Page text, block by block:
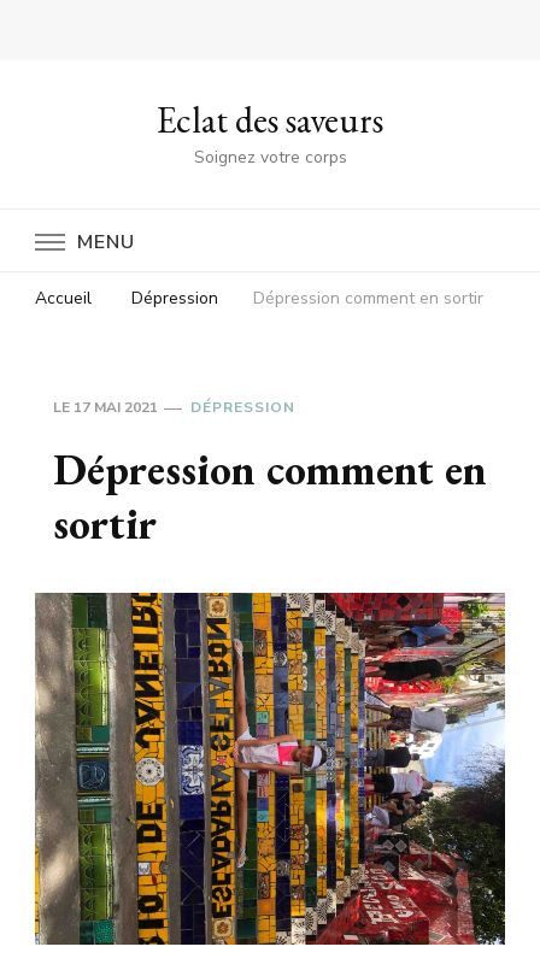
Eclat des saveurs
Soignez votre corps
MENU
Accueil Dépression Dépression comment en sortir
LE 17 MAI 2021 DÉPRESSION
Dépression comment en
sortir